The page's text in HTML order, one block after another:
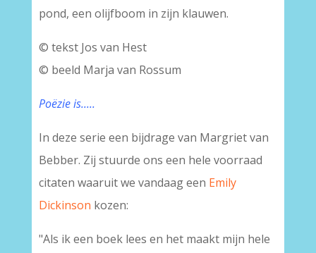
pond, een olijfboom in zijn klauwen.
© tekst Jos van Hest
© beeld Marja van Rossum
Poëzie is.....
In deze serie een bijdrage van Margriet van
Bebber. Zij stuurde ons een hele voorraad
citaten waaruit we vandaag een Emily
Dickinson kozen:
"Als ik een boek lees en het maakt mijn hele